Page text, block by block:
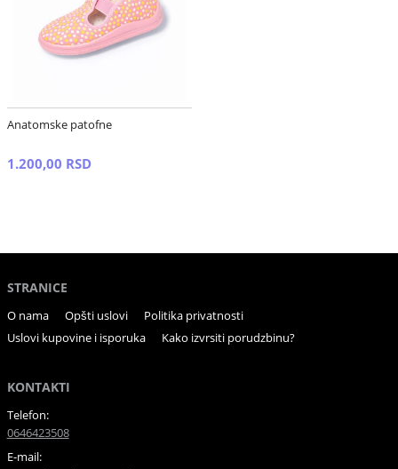
Anatomske patofne
1.200,00 RSD
STRANICE
O nama Opšti uslovi
Politika privatnosti
Uslovi kupovine i isporuka
Kako izvrsiti porudzbinu?
KONTAKTI
Telefon:
0646423508
E-mail: